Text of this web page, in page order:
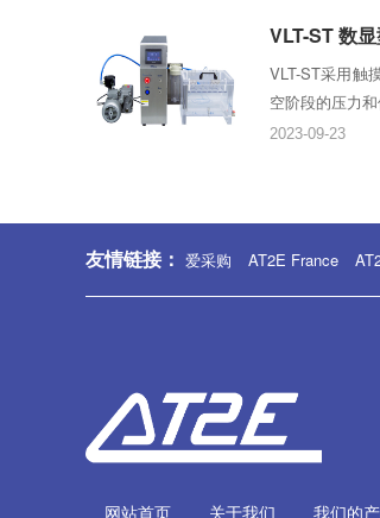
VLT-ST 数
VLT-ST采用触
空阶段的压力
2023-09-23
友情链接： 爱采购 AT2E France
网站首页 关于我们 我们的